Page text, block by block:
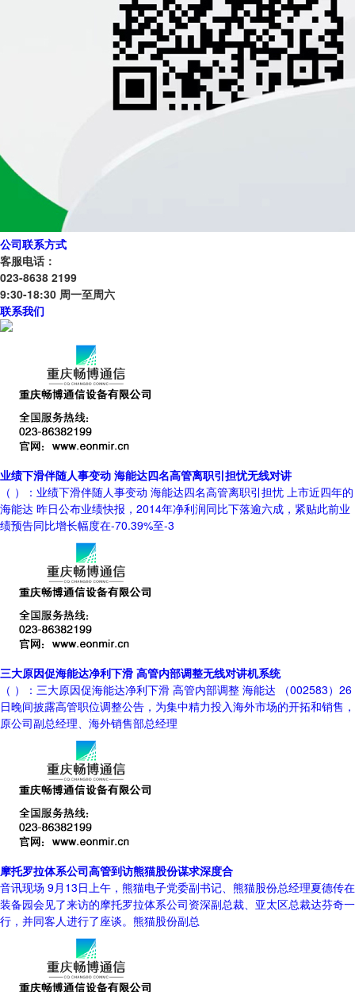
公司联系方式
客服电话：
023-8638 2199
9:30-18:30 周一至周六
联系我们
业绩下滑伴随人事变动 海能达四名高管离职引担忧无线对讲
（ ）：业绩下滑伴随人事变动 海能达四名高管离职引担忧 上市近四年的
海能达 昨日公布业绩快报，2014年净利润同比下落逾六成，紧贴此前业
绩预告同比增长幅度在-70.39%至-3
三大原因促海能达净利下滑 高管内部调整无线对讲机系统
（ ）：三大原因促海能达净利下滑 高管内部调整 海能达 （002583）26
日晚间披露高管职位调整公告，为集中精力投入海外市场的开拓和销售，
原公司副总经理、海外销售部总经理
摩托罗拉体系公司高管到访熊猫股份谋求深度合
音讯现场 9月13日上午，熊猫电子党委副书记、熊猫股份总经理夏德传在
装备园会见了来访的摩托罗拉体系公司资深副总裁、亚太区总裁达芬奇一
行，并同客人进行了座谈。熊猫股份副总